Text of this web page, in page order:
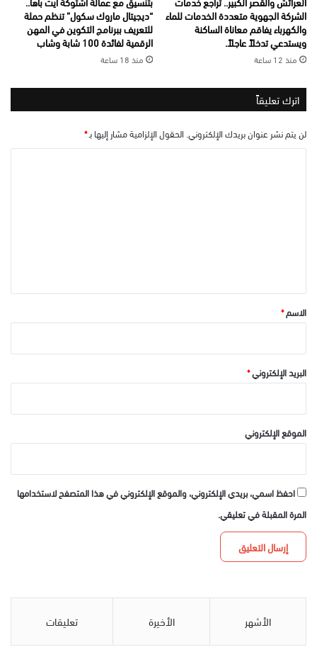
الشركة الجهوية متعددة الخدمات للماء
والكهرباء يفاقم معاناة الساكنة
ويستدعي تدخلاً عاجلاً.
منذ 12 ساعة
“ديجيتال ماروك سكول” تنظم حملة
للتعريف ببرنامج التكوين في المهن
الرقمية لفائدة 100 شابة وشاب
منذ 18 ساعة
اترك تعليقاً
لن يتم نشر عنوان بريدك الإلكتروني. الحقول الإلزامية مشار إليها بـ*
*الاسم*
البريد الإلكتروني*
الموقع الإلكتروني
احفظ اسمي، بريدي الإلكتروني، والموقع الإلكتروني في هذا المتصفح لاستخدامها
المرة المقبلة في تعليقي.
الأشهر الأخيرة تعليقات